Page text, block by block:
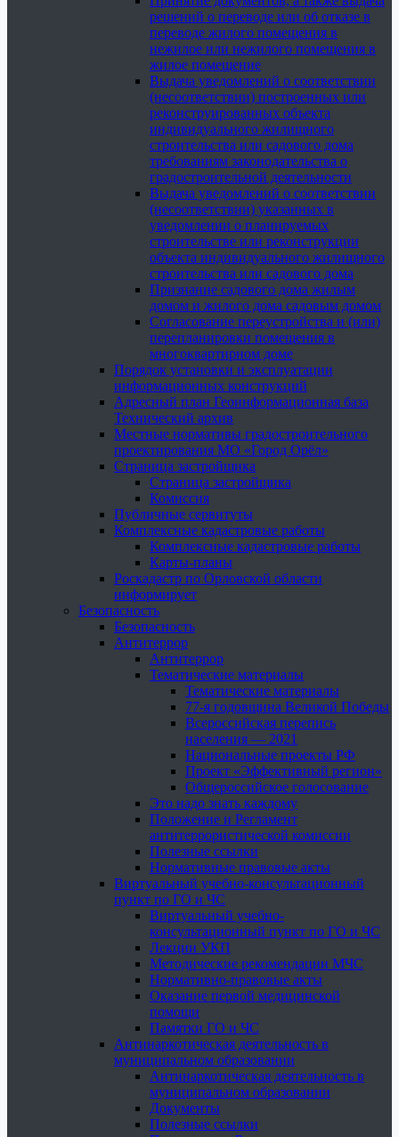
решений о переводе или об отказе в
переводе жилого помещения в
нежилое или нежилого помещения в
жилое помещение
Выдача уведомлений о соответствии
(несоответствии) построенных или
реконструированных объекта
индивидуального жилищного
строительства или садового дома
требованиям законодательства о
градостроительной деятельности
Выдача уведомлений о соответствии
(несоответствии) указанных в
уведомлении о планируемых
строительстве или реконструкции
объекта индивидуального жилищного
строительства или садового дома
Признание садового дома жилым
домом и жилого дома садовым домом
Согласование переустройства и (или)
перепланировки помещения в
многоквартирном доме
Порядок установки и эксплуатации
информационных конструкций
Адресный план Геоинформационная база
Технический архив
Местные нормативы градостроительного
проектирования МО «Город Орёл»
Страница застройщика
Страница застройщика
Комиссия
Публичные сервитуты
Комплексные кадастровые работы
Комплексные кадастровые работы
Карты-планы
Роскадастр по Орловской области
информирует
Безопасность
Безопасность
Антитеррор
Антитеррор
Тематические материалы
Тематические материалы
77-я годовщина Великой Победы
Всероссийская перепись
населения — 2021
Национальные проекты РФ
Проект «Эффективный регион»
Общероссийское голосование
Это надо знать каждому
Положение и Регламент
антитеррористической комиссии
Полезные ссылки
Нормативные правовые акты
Виртуальный учебно-консультационный
пункт по ГО и ЧС
Виртуальный учебно-
консультационный пункт по ГО и ЧС
Лекции УКП
Методические рекомендации МЧС
Нормативно-правовые акты
Оказание первой медицинской
помощи
Памятки ГО и ЧС
Антинаркотическая деятельность в
муниципальном образовании
Антинаркотическая деятельность в
муниципальном образовании
Документы
Полезные ссылки